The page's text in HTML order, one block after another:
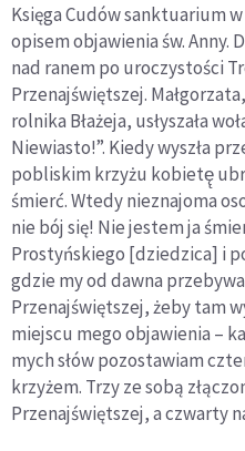
Księga Cudów sanktuarium
opisem objawienia św. Anny.
nad ranem po uroczystości
Przenajświętszej.
rolnika Błażeja, usłyszała
Niewiasto!”. Kiedy wyszła
pobliskim krzyżu kobietę̨
śmierć. Wtedy nieznajoma
nie bój się! Nie jestem ja
Prostyńskiego [dziedzica] i
gdzie my od dawna
Przenajświętszej, żeby tam
miejscu mego objawienia –
mych słów pozostawiam
krzyżem. Trzy ze sobą
Przenajświętszej, a czwarty